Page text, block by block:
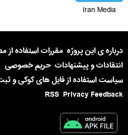
Iran Media
درباره ی این پروژه مقررات استفاده از
انتقادات و پیشنهادات حریم خصوصی
سیاست استفاده از فایل های کوکی و
Privacy Feedback
RSS